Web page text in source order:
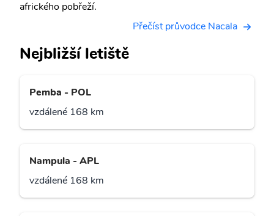
afrického pobřeží.
Přečíst průvodce Nacala
Nejbližší letiště
Pemba - POL
vzdálené 168 km
Nampula - APL
vzdálené 168 km